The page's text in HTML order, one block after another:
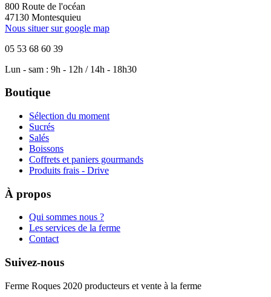
800 Route de l'océan
47130 Montesquieu
Nous situer sur google map
05 53 68 60 39
Lun - sam : 9h - 12h / 14h - 18h30
Boutique
Sélection du moment
Sucrés
Salés
Boissons
Coffrets et paniers gourmands
Produits frais - Drive
À propos
Qui sommes nous ?
Les services de la ferme
Contact
Suivez-nous
Ferme Roques 2020 producteurs et vente à la ferme